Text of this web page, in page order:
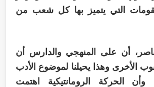
التي يتميز بها كل شعب من
أن على المنهجي والدارس أن
الأخرى وهذا يحيلنا لموضوع الأدب
وأن الحركة الرومانتيكية اهتمت